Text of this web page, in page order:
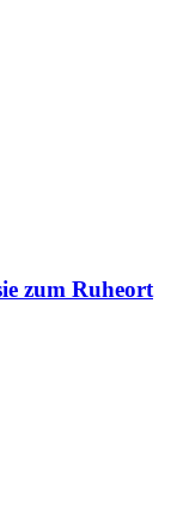
zum Ruheort